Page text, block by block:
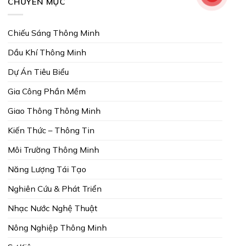
Chiếu Sáng Thông Minh
Dầu Khí Thông Minh
Dự Án Tiêu Biểu
Gia Công Phần Mềm
Giao Thông Thông Minh
Kiến Thức – Thông Tin
Môi Trường Thông Minh
Năng Lượng Tái Tạo
Nghiên Cứu & Phát Triển
Nhạc Nước Nghệ Thuật
Nông Nghiệp Thông Minh